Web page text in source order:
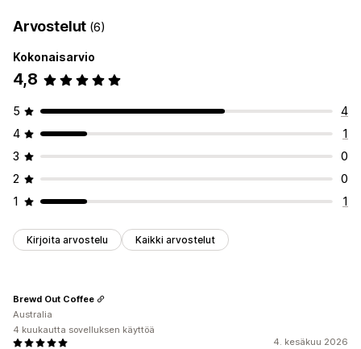
Arvostelut (6)
Kokonaisarvio
4,8
5
4
4
1
3
0
2
0
1
1
Kirjoita arvostelu Kaikki arvostelut
4. kesäkuu 2026
Brewd Out Coffee
Australia
4 kuukautta sovelluksen käyttöä